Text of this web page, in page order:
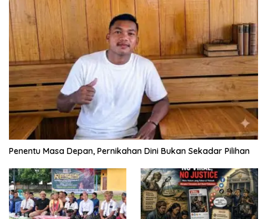
Penentu Masa Depan, Pernikahan Dini Bukan Sekadar Pilihan